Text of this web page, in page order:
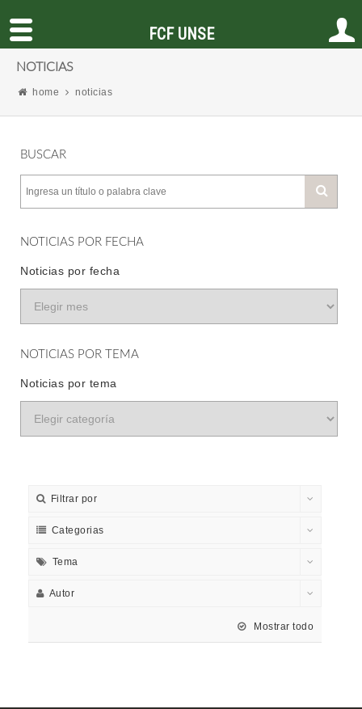
NOTICIAS
home noticias
BUSCAR
NOTICIAS POR FECHA
Noticias por fecha
NOTICIAS POR TEMA
Noticias por tema
Filtrar por
Categorias
Tema
Autor
Mostrar todo
FCF UNSE